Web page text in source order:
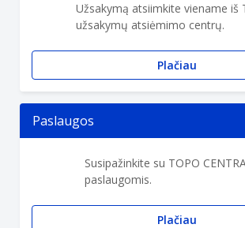
Užsakymą atsiimkite viename iš
užsakymų atsiėmimo centrų.
Plačiau
Paslaugos
Susipažinkite su TOPO
paslaugomis.
Plačiau